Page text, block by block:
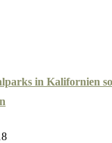
in Kalifornien